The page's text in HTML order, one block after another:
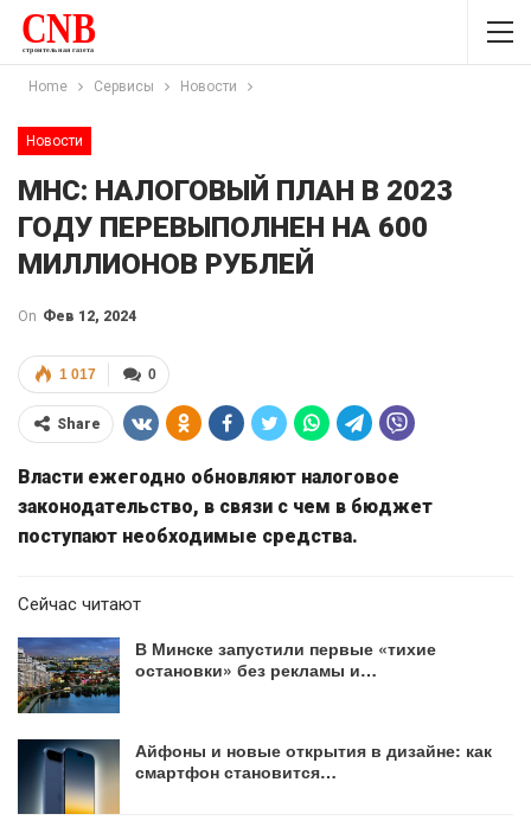
Home Сервисы Новости
Новости
МНС: НАЛОГОВЫЙ ПЛАН В 2023
ГОДУ ПЕРЕВЫПОЛНЕН НА 600
МИЛЛИОНОВ РУБЛЕЙ
On Фев 12, 2024
0
1 017
Share
Власти ежегодно обновляют налоговое
законодательство, в связи с чем в бюджет
поступают необходимые средства.
Сейчас читают
В Минске запустили первые «тихие
остановки» без рекламы и…
Айфоны и новые открытия в дизайне: как
смартфон становится…